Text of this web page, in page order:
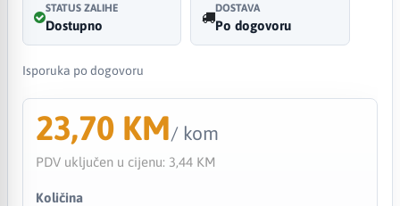
STATUS ZALIHE
Dostupno
DOSTAVA
Po dogovoru
Isporuka po dogovoru
23,70 KM/ kom
PDV uključen u cijenu: 3,44 KM
Količina